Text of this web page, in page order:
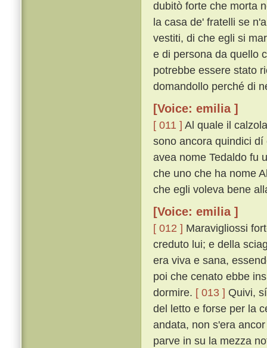
dubitò forte che morta
la casa de' fratelli se
vestiti, di che egli si
e di persona da quello
potrebbe essere stato
domandollo perché di
[Voice: emilia ]
[ 011 ] Al quale il
sono ancora quindici
avea nome Tedaldo fu
che uno che ha nome
che egli voleva bene
[Voice: emilia ]
[ 012 ] Maravigliossi
creduto lui; e della
era viva e sana,
poi che cenato ebbe
dormire. [ 013 ] Quivi,
del letto e forse per la
andata, non s'era
parve in su la mezza